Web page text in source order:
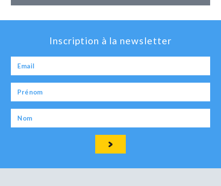
Inscription à la newsletter